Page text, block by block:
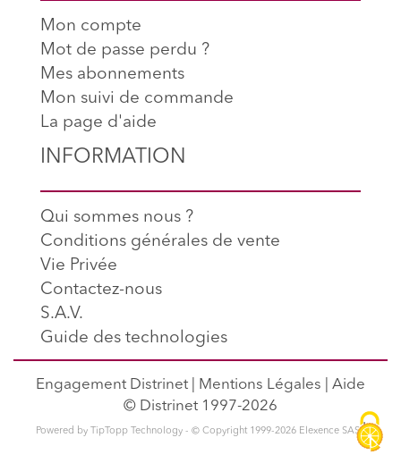
Mon compte
Mot de passe perdu ?
Mes abonnements
Mon suivi de commande
La page d'aide
INFORMATION
Qui sommes nous ?
Conditions générales de vente
Vie Privée
Contactez-nous
S.A.V.
Guide des technologies
Engagement Distrinet Mentions Légales
Aide
© Distrinet 1997-2026
Powered by TipTopp Technology - © Copyright 1999-2026 Elexence SASl